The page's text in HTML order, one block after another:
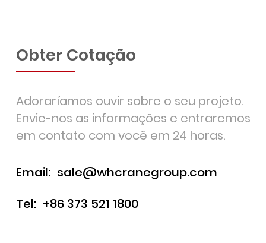
Obter Cotação
Adoraríamos ouvir sobre o seu projeto.
Envie-nos as informações e entraremos
em contato com você em 24 horas.
Email: sale@whcranegroup.com
Tel: +86 373 521 1800